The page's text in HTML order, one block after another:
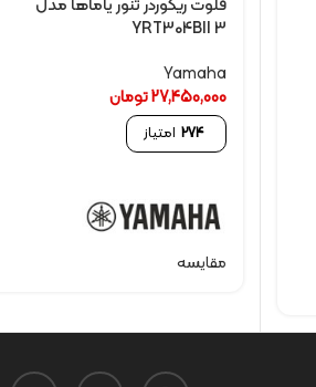
فلوت ریکوردر تنور یاماها مدل
YRT304BII 3
Yamaha
27,450,000تومان
274 امتیاز
مقایسه